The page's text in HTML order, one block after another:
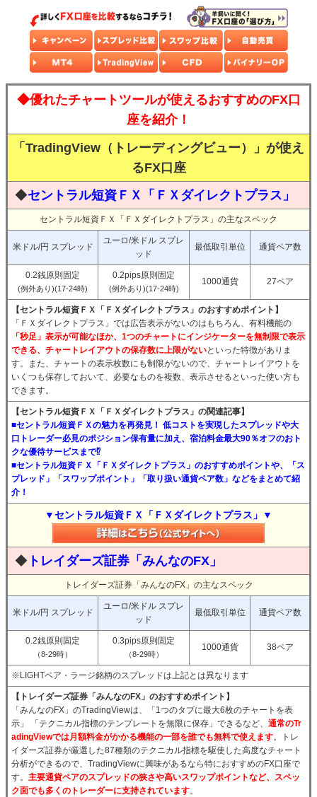
◆優れたチャートツールが使えるおすすめのFX口
座を紹介！
「TradingView（トレーディングビュー）」が使え
るFX口座
◆セントラル短資ＦＸ「ＦＸダイレクトプラス」
セントラル短資ＦＸ「ＦＸダイレクトプラス」の主なスペック
米ドル/円 スプレッド
ユーロ/米ドル スプレ
ッド
最低取引単位 通貨ペア数
0.2銭原則固定
(例外あり)(17-24時)
0.2pips原則固定
(例外あり)(17-24時)
1000通貨 27ペア
【セントラル短資ＦＸ「ＦＸダイレクトプラス」のおすすめポイント】
「ＦＸダイレクトプラス」では広告表示がないのはもちろん、有料機能の
「秒足」表示が可能なほか、1つのチャートにインジケーターを無制限で表示
できる、チャートレイアウトの保存数に上限がないといった特徴がありま
す。また、チャートの表示枚数にも制限がないので、チャートレイアウトを
いくつも保存しておいて、必要なものを複数、表示させるといった使い方も
できます。
【セントラル短資ＦＸ「ＦＸダイレクトプラス」の関連記事】
■セントラル短資ＦＸの魅力を再発見！ 低コストを実現したスプレッドや大
口トレーダー必見のポジション保有量に加え、宿泊料金最大90％オフのおト
クな優待サービスまで⁉
■セントラル短資ＦＸ「ＦＸダイレクトプラス」のおすすめポイントや、「ス
プレッド」「スワップポイント」「取り扱い通貨ペア数」などをまとめて紹
介！
▼セントラル短資ＦＸ「ＦＸダイレクトプラス」▼
◆ トレイダーズ証券「みんなのFX」
トレイダーズ証券「みんなのFX」の主なスペック
米ドル/円 スプレッド
ユーロ/米ドル スプレ
ッド
最低取引単位 通貨ペア数
0.2銭原則固定
（8-29時）
0.3pips原則固定
（8-29時）
1000通貨 38ペア
※LIGHTペア・ラージ銘柄のスプレッドは上記とは異なります
【トレイダーズ証券「みんなのFX」のおすすめポイント】
「みんなのFX」のTradingViewは、「1つのタブに最大6枚のチャートを表
示」 「テクニカル指標のテンプレートを無限に保存」できるなど、 通常のTr
adingViewでは月額料金がかかる機能の一部を誰でも無料で使えます。トレ
イダーズ証券が厳選した87種類のテクニカル指標を駆使した高度なチャート
分析ができるので、TradingViewに興味があるなら特におすすめのFX口座で
す。 主要通貨ペアのスプレッドの狭さや高いスワップポイントなど、スペッ
ク面でも多くのトレーダーに支持されています。